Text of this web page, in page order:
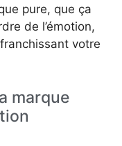
pure, que ça
de l’émotion,
votre
marque